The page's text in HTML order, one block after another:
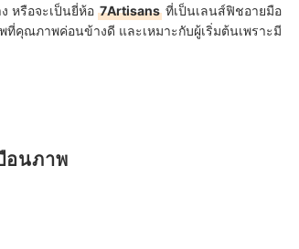
หรือจะเป็นยี่ห้อ 7Artisans ที่เป็นเลนส์ฟิชอายมือ
คุณภาพค่อนข้างดี และเหมาะกับผู้เริ่มต้นเพราะมี
อนภาพ